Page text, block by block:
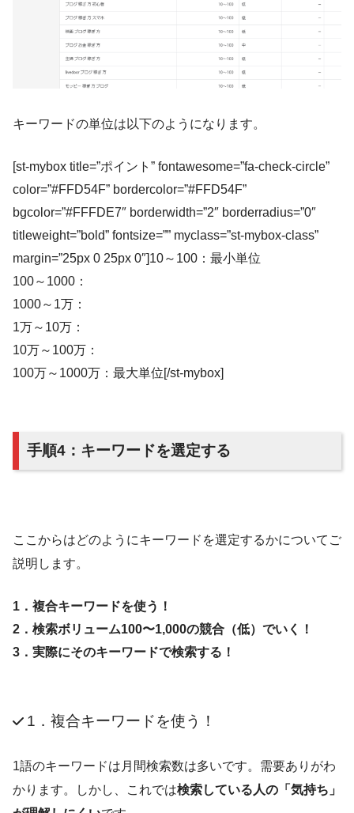
キーワードの単位は以下のようになります。
[st-mybox title=”ポイント” fontawesome=”fa-check-circle”
color=”#FFD54F” bordercolor=”#FFD54F”
bgcolor=”#FFFDE7″ borderwidth=”2″ borderradius=”0″
titleweight=”bold” fontsize=”” myclass=”st-mybox-class”
margin=”25px 0 25px 0″]10～100：最小単位
100～1000：
1000～1万：
1万～10万：
10万～100万：
100万～1000万：最大単位[/st-mybox]
手順4：キーワードを選定する
ここからはどのようにキーワードを選定するかについてご
説明します。
1．複合キーワードを使う！
2．検索ボリューム100〜1,000の競合（低）でいく！
3．実際にそのキーワードで検索する！
1．複合キーワードを使う！
1語のキーワードは月間検索数は多いです。需要ありがわ
かります。しかし、これでは検索している人の「気持ち」